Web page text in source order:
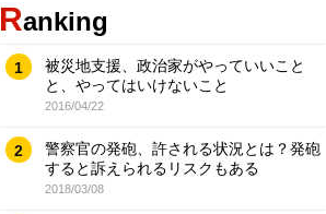
Ranking
1
被災地支援、政治家がやっていいこと
と、やってはいけないこと
2016/04/22
2
警察官の発砲、許される状況とは？発砲
すると訴えられるリスクもある
2018/03/08